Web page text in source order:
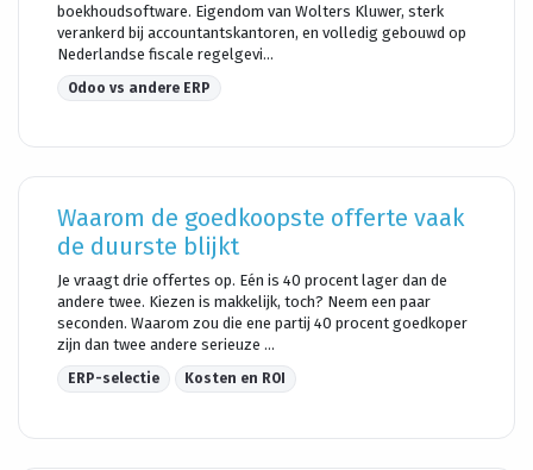
boekhoudsoftware. Eigendom van Wolters Kluwer, sterk
verankerd bij accountantskantoren, en volledig gebouwd op
Nederlandse fiscale regelgevi...
Odoo vs andere ERP
Waarom de goedkoopste offerte vaak
de duurste blijkt
Je vraagt drie offertes op. Eén is 40 procent lager dan de
andere twee. Kiezen is makkelijk, toch? Neem een paar
seconden. Waarom zou die ene partij 40 procent goedkoper
zijn dan twee andere serieuze ...
ERP-selectie Kosten en ROI